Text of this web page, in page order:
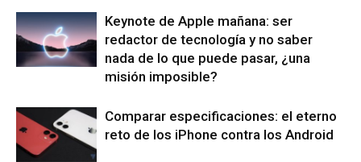
Keynote de Apple mañana: ser
redactor de tecnología y no saber
nada de lo que puede pasar, ¿una
misión imposible?
Comparar especificaciones: el eterno
reto de los iPhone contra los Android